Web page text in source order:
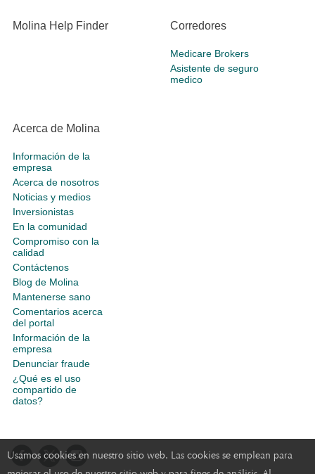
Usamos cookies en nuestro sitio web. Las cookies se emplean para
Molina Help Finder Corredores
Medicare Brokers
Asistente de seguro
medico
Acerca de Molina
Información de la
empresa
Acerca de nosotros
Noticias y medios
Inversionistas
En la comunidad
Compromiso con la
calidad
Contáctenos
Blog de Molina
Mantenerse sano
Comentarios acerca
del portal
Información de la
empresa
Denunciar fraude
¿Qué es el uso
compartido de
datos?